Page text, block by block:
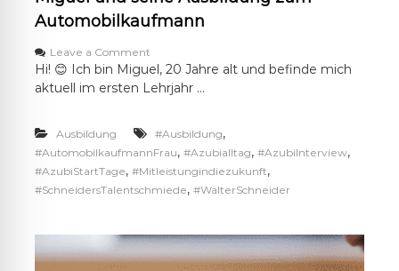
r
n
i
e
r
K
a
s
s
Automobilkaufmann
Leave a Commento
n
M
u
e
u
n
e
i
Hi! 😊 Ich bin Miguel, 20 Jahre alt und befinde mich
aktuell im ersten Lehrjahr …
Ausbildung #Ausbildung,
#AutomobilkaufmannFrau, #Azubialltag, #AzubiInterview,
#AzubiStartTage, #Mitleistungindiezukunft,
#SchneidersTalentschmiede, #WalterSchneider